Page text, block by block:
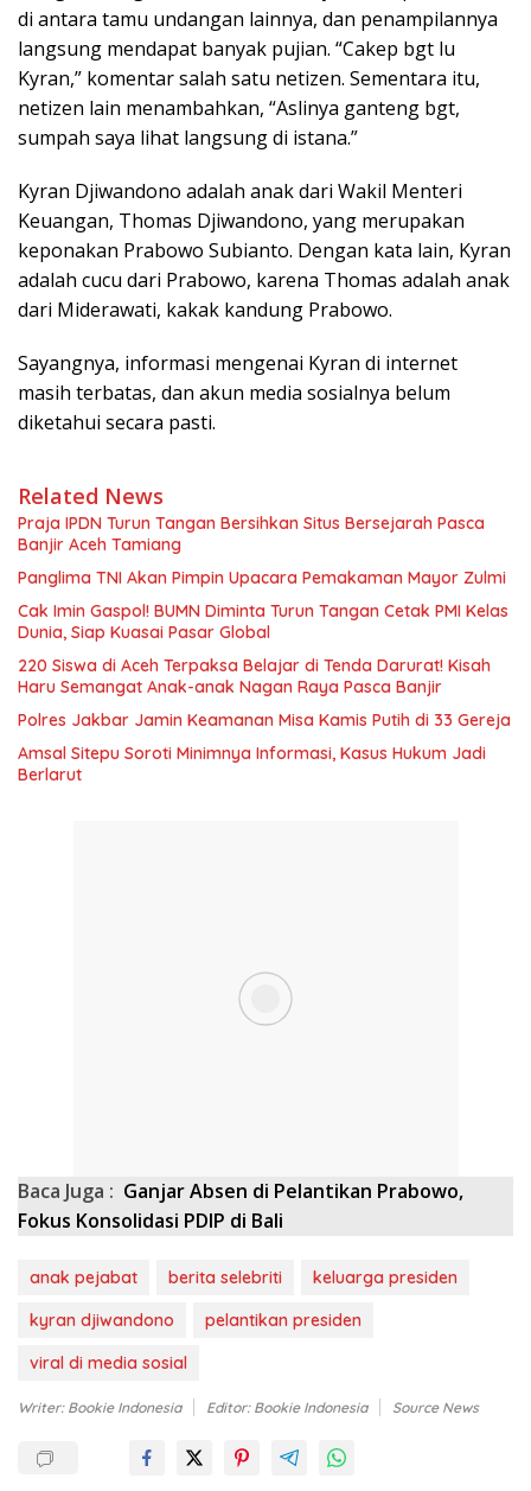
di antara tamu undangan lainnya, dan penampilannya
langsung mendapat banyak pujian. “Cakep bgt lu
Kyran,” komentar salah satu netizen. Sementara itu,
netizen lain menambahkan, “Aslinya ganteng bgt,
sumpah saya lihat langsung di istana.”
Kyran Djiwandono adalah anak dari Wakil Menteri
Keuangan, Thomas Djiwandono, yang merupakan
keponakan Prabowo Subianto. Dengan kata lain, Kyran
adalah cucu dari Prabowo, karena Thomas adalah anak
dari Miderawati, kakak kandung Prabowo.
Sayangnya, informasi mengenai Kyran di internet
masih terbatas, dan akun media sosialnya belum
diketahui secara pasti.
Related News
Praja IPDN Turun Tangan Bersihkan Situs Bersejarah Pasca
Banjir Aceh Tamiang
Panglima TNI Akan Pimpin Upacara Pemakaman Mayor Zulmi
Cak Imin Gaspol! BUMN Diminta Turun Tangan Cetak PMI Kelas
Dunia, Siap Kuasai Pasar Global
220 Siswa di Aceh Terpaksa Belajar di Tenda Darurat! Kisah
Haru Semangat Anak-anak Nagan Raya Pasca Banjir
Polres Jakbar Jamin Keamanan Misa Kamis Putih di 33 Gereja
Amsal Sitepu Soroti Minimnya Informasi, Kasus Hukum Jadi
Berlarut
Baca Juga : Ganjar Absen di Pelantikan Prabowo,
Fokus Konsolidasi PDIP di Bali
anak pejabat berita selebriti
keluarga presiden
kyran djiwandono
pelantikan presiden
viral di media sosial
Writer: Bookie Indonesia Editor: Bookie Indonesia Source News